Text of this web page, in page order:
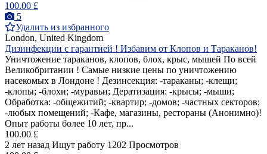
100.00 £
5
Удалить из избранного
London, United Kingdom
Дизинфекции с гарантией ! Избавим от Клопов и Тараканов!
Уничтожение тараканов, клопов, блох, крыс, мышей По всей
Великобритании ! Самые низкие цены по уничтожению
насекомых в Лондоне ! Дезинсекция: -тараканы; -клещи;
-клопы; -блохи; -муравьи; Дератизация: -крысы; -мыши;
Обработка: -общежитий; -квартир; -домов; -частных секторов;
-любых помещений; -Кафе, магазины, рестораны (Анонимно)!
Опыт работы более 10 лет, пр...
100.00 £
2 лет назад Ищут работу 1202 Просмотров